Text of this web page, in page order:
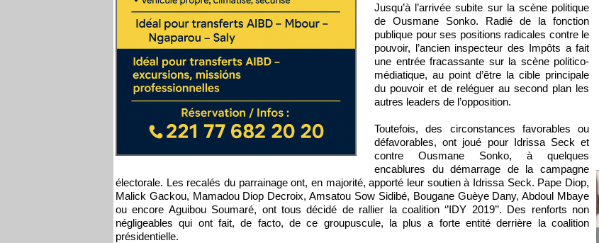
Jusqu’à l’arrivée subite sur la scène politique
de Ousmane Sonko. Radié de la fonction
publique pour ses positions radicales contre le
pouvoir, l’ancien inspecteur des Impôts a fait
une entrée fracassante sur la scène politico-
médiatique, au point d’être la cible principale
du pouvoir et de reléguer au second plan les
autres leaders de l’opposition.
Toutefois, des circonstances favorables ou
défavorables, ont joué pour Idrissa Seck et
contre Ousmane Sonko, à quelques
encablures du démarrage de la campagne
électorale. Les recalés du parrainage ont, en majorité, apporté leur soutien à Idrissa Seck. Pape Diop,
Malick Gackou, Mamadou Diop Decroix, Amsatou Sow Sidibé, Bougane Guèye Dany, Abdoul Mbaye
ou encore Aguibou Soumaré, ont tous décidé de rallier la coalition ‘’IDY 2019’’. Des renforts non
négligeables qui ont fait, de facto, de ce groupuscule, la plus a forte entité derrière la coalition
présidentielle.